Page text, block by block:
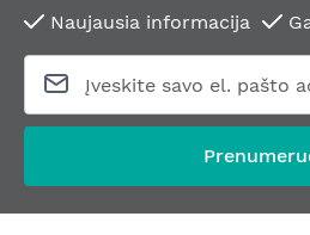
Naujausia informacija